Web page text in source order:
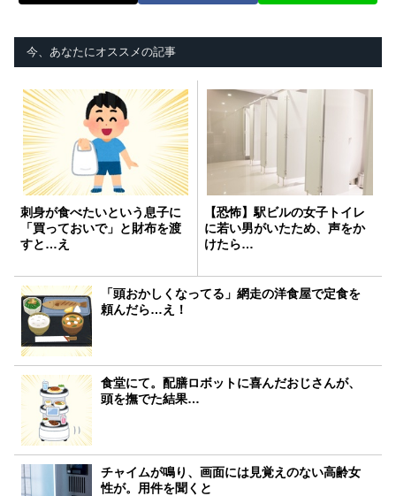
今、あなたにオススメの記事
刺身が食べたいという息子に
「買っておいで」と財布を渡
すと…え
【恐怖】駅ビルの女子トイレ
に若い男がいたため、声をか
けたら…
「頭おかしくなってる」網走の洋食屋で定食を
頼んだら…え！
食堂にて。配膳ロボットに喜んだおじさんが、
頭を撫でた結果…
チャイムが鳴り、画面には見覚えのない高齢女
性が。用件を聞くと